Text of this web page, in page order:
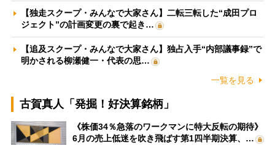
【独走スクープ・みんなで大家さん】二転三転した“成田プロ
ジェクト”の計画変更の裏で起き…
【追及スクープ・みんなで大家さん】独占入手“内部議事録”で
明かされる柳瀬健一・代表の思…
一覧を見る
古賀真人「発掘！好決算銘柄」
《株価34％急落のワークマンに特大反転の期待》
6月の売上低迷を吹き飛ばす第1四半期決算、…